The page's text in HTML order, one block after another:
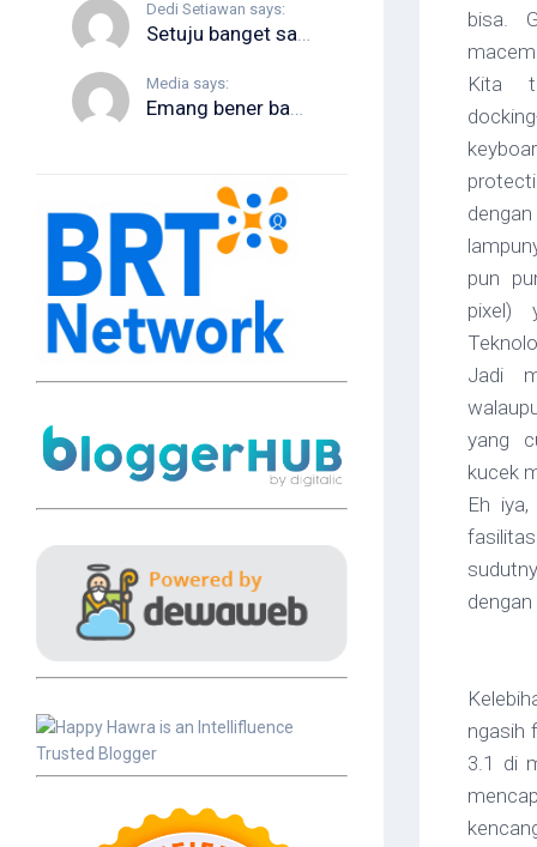
Dedi Setiawan says:
Setuju banget sama poin-poin di artikel ini. Buat yang mau ngobrol...
Media says:
Emang bener banget, liburan sekeluarga pasti bawa banyak barang demi kenyamanan...
bisa.
Kita
docking
pun
pixel)
Jadi
yang
kucek
Eh
ngasih
3.1 di